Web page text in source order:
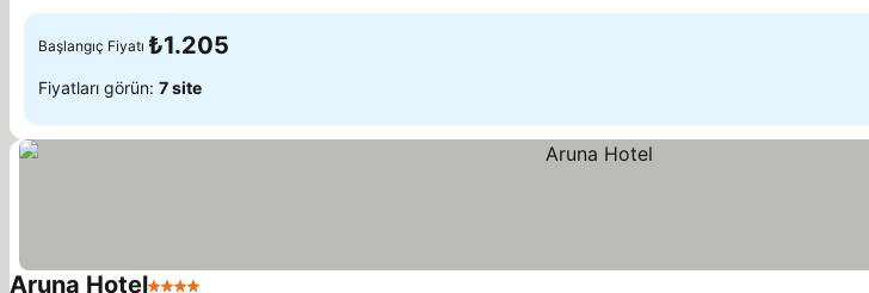
Başlangıç Fiyatı ₺1.205
Fiyatları görün: 7 site
Aruna Hotel